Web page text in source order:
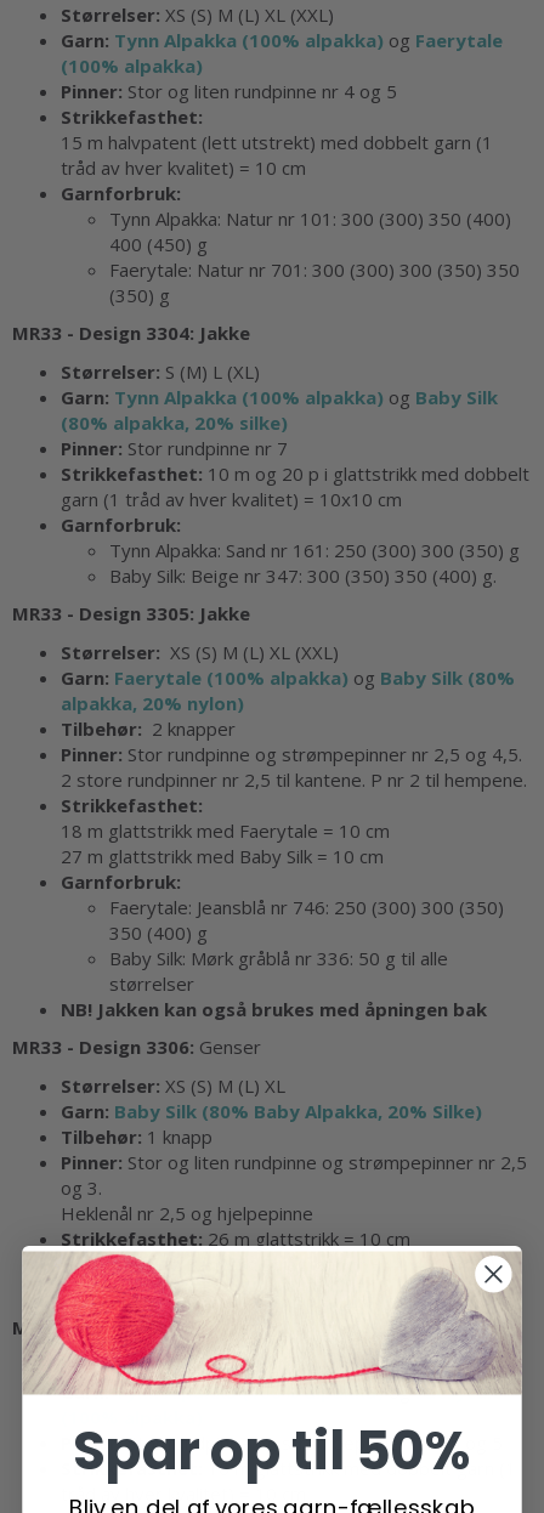
Størrelser: XS (S) M (L) XL (XXL)
Garn: Tynn Alpakka (100% alpakka) og Faerytale
(100% alpakka)
Pinner: Stor og liten rundpinne nr 4 og 5
Strikkefasthet:
15 m halvpatent (lett utstrekt) med dobbelt garn (1
tråd av hver kvalitet) = 10 cm
Garnforbruk:
Tynn Alpakka: Natur nr 101: 300 (300) 350 (400)
400 (450) g
Faerytale: Natur nr 701: 300 (300) 300 (350) 350
(350) g
MR33 - Design 3304: Jakke
Størrelser: S (M) L (XL)
Garn: Tynn Alpakka (100% alpakka) og Baby Silk
(80% alpakka, 20% silke)
Pinner: Stor rundpinne nr 7
Strikkefasthet: 10 m og 20 p i glattstrikk med dobbelt
garn (1 tråd av hver kvalitet) = 10x10 cm
Garnforbruk:
Tynn Alpakka: Sand nr 161: 250 (300) 300 (350) g
Baby Silk: Beige nr 347: 300 (350) 350 (400) g.
MR33 - Design 3305: Jakke
Størrelser: XS (S) M (L) XL (XXL)
Garn: Faerytale (100% alpakka) og Baby Silk (80%
alpakka, 20% nylon)
Tilbehør: 2 knapper
Pinner: Stor rundpinne og strømpepinner nr 2,5 og 4,5.
2 store rundpinner nr 2,5 til kantene. P nr 2 til hempene.
Strikkefasthet:
18 m glattstrikk med Faerytale = 10 cm
27 m glattstrikk med Baby Silk = 10 cm
Garnforbruk:
Faerytale: Jeansblå nr 746: 250 (300) 300 (350)
350 (400) g
Baby Silk: Mørk gråblå nr 336: 50 g til alle
størrelser
NB! Jakken kan også brukes med åpningen bak
MR33 - Design 3306: Genser
Størrelser: XS (S) M (L) XL
Garn: Baby Silk (80% Baby Alpakka, 20% Silke)
Tilbehør: 1 knapp
Pinner: Stor og liten rundpinne og strømpepinner nr 2,5
og 3.
Heklenål nr 2,5 og hjelpepinne
Strikkefasthet: 26 m glattstrikk = 10 cm
Garnforbruk:
Babysilk: Strågrønn nr 344: 400 (450)
500 (500) (550) g
MR33 - Design 3307:Jakke
Størrelser:XS/S (M/L) XL/XXL
Garn:Tynn Alpakka (100% alpakka)ogFaerytale
Pinner:Stor rundpinne og strømpepinner nr 4,5 og 5
Strikkefasthet:
16 m glattstrikk med dobbelt garn (1
Spar op til 50%
Bliv en del af vores garn-fællesskab